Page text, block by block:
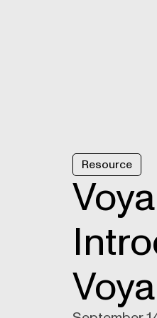
Resource